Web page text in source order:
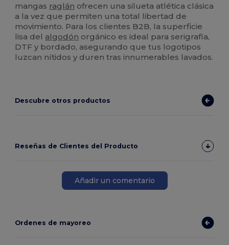
mangas raglán ofrecen una silueta atlética clásica
a la vez que permiten una total libertad de
movimiento. Para los clientes B2B, la superficie
lisa del algodón orgánico es ideal para serigrafía,
DTF y bordado, asegurando que tus logotipos
luzcan nítidos y duren tras innumerables lavados.
Descubre otros productos
Reseñas de Clientes del Producto
Añadir un comentario
Ordenes de mayoreo